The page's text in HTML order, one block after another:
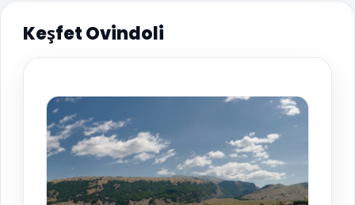
Keşfet Ovindoli